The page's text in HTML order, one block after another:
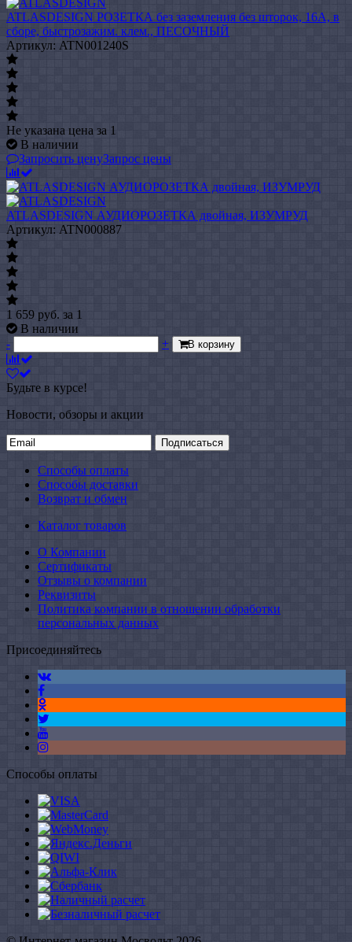
ATLASDESIGN РОЗЕТКА без заземления без шторок, 16А, в
сборе, быстрозажим. клем., ПЕСОЧНЫЙ
Артикул: ATN001240S
Не указана цена за 1
В наличии
Запросить ценуЗапрос цены
ATLASDESIGN АУДИОРОЗЕТКА двойная, ИЗУМРУД
Артикул: ATN000887
1 659 руб. за 1
В наличии
-
+ В корзину
Будьте в курсе!
Новости, обзоры и акции
Подписаться
Способы оплаты
Способы доставки
Возврат и обмен
Каталог товаров
О Компании
Сертификаты
Отзывы о компании
Реквизиты
Политика компании в отношении обработки
персональных данных
Присоединяйтесь
Способы оплаты